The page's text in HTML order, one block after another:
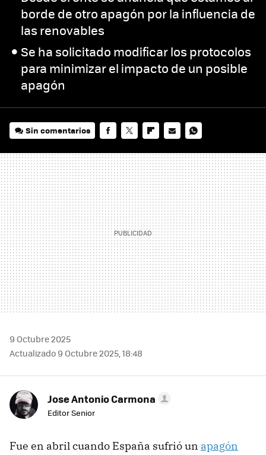
borde de otro apagón por la influencia de
las renovables
Se ha solicitado modificar los protocolos
para minimizar el impacto de un posible
apagón
Sin comentarios
MAIL
9 Octubre 2025
Actualizado 9 Octubre 2025, 18:48
Jose Antonio Carmona
Editor Senior
Fue en abril cuando España sufrió un apagón